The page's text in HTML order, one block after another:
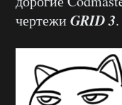
чертежи GRID 3.